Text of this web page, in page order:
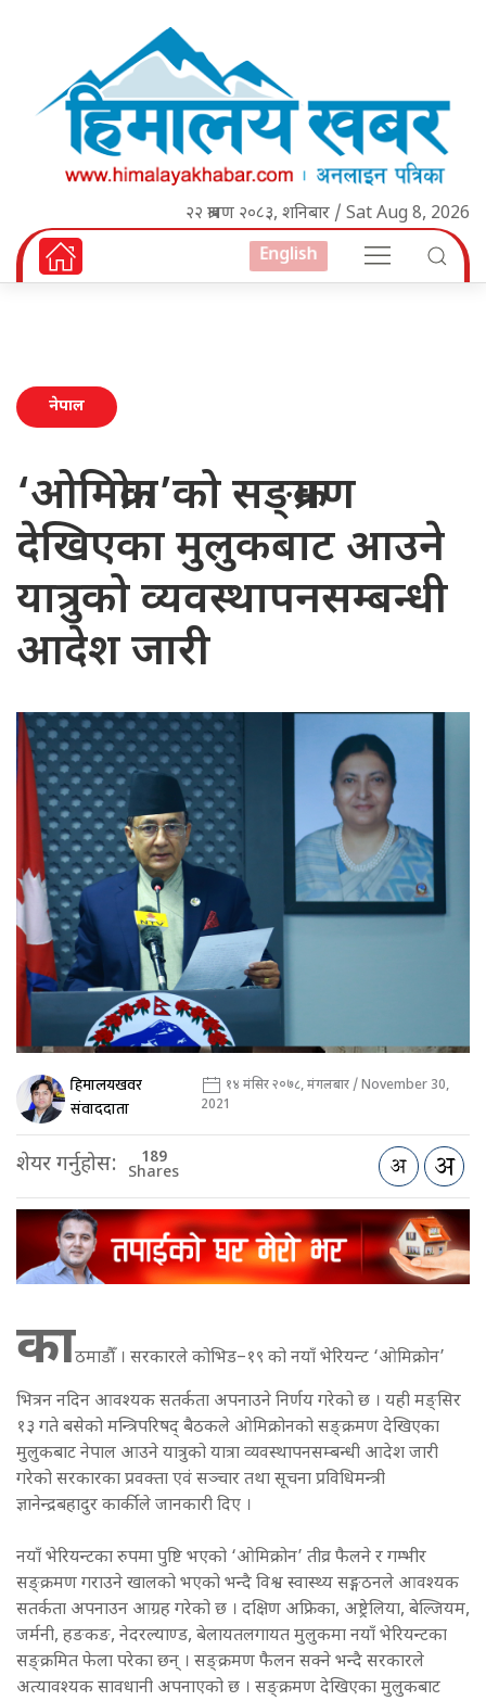
२२ श्रावण २०८३, शनिबार / Sat Aug 8, 2026
English
नेपाल
‘ओमिक्रोन’को सङ्क्रमण
देखिएका मुलुकबाट आउने
यात्रुको व्यवस्थापनसम्बन्धी
आदेश जारी
हिमालयखवर
संवाददाता
१४ मंसिर २०७८, मंगलबार / November 30,
2021
शेयर गर्नुहोस: 189
Shares
काठमाडौँ । सरकारले कोभिड–१९ को नयाँ भेरियन्ट ‘ओमिक्रोन’
भित्रन नदिन आवश्यक सतर्कता अपनाउने निर्णय गरेको छ । यही मङ्सिर
१३ गते बसेको मन्त्रिपरिषद् बैठकले ओमिक्रोनको सङ्क्रमण देखिएका
मुलुकबाट नेपाल आउने यात्रुको यात्रा व्यवस्थापनसम्बन्धी आदेश जारी
गरेको सरकारका प्रवक्ता एवं सञ्चार तथा सूचना प्रविधिमन्त्री
ज्ञानेन्द्रबहादुर कार्कीले जानकारी दिए ।
नयाँ भेरियन्टका रुपमा पुष्टि भएको ‘ओमिक्रोन’ तीव्र फैलने र गम्भीर
सङ्क्रमण गराउने खालको भएको भन्दै विश्व स्वास्थ्य सङ्गठनले आवश्यक
सतर्कता अपनाउन आग्रह गरेको छ । दक्षिण अफ्रिका, अष्ट्रेलिया, बेल्जियम,
जर्मनी, हङकङ, नेदरल्याण्ड, बेलायतलगायत मुलुकमा नयाँ भेरियन्टका
सङ्क्रमित फेला परेका छन् । सङ्क्रमण फैलन सक्ने भन्दै सरकारले
अत्यावश्यक सावधानी अपनाएको छ । सङ्क्रमण देखिएका मुलुकबाट